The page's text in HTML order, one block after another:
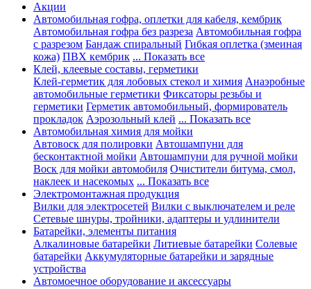
Акции
Автомобильная гофра, оплетки для кабеля, кембрик
Автомобильная гофра без разреза Автомобильная гофра
с разрезом Бандаж спиральный Гибкая оплетка (змеиная
кожа) ПВХ кембрик ... Показать все
Клей, клеевые составы, герметики
Клей-герметик для лобовых стекол и химия Анаэробные
автомобильные герметики Фиксаторы резьбы и
герметики Герметик автомобильный, формирователь
прокладок Аэрозольный клей ... Показать все
Автомобильная химия для мойки
Автовоск для полировки Автошампуни для
бесконтактной мойки Автошампуни для ручной мойки
Воск для мойки автомобиля Очистители битума, смол,
наклеек и насекомых ... Показать все
Электромонтажная продукция
Вилки для электросетей Вилки с выключателем и реле
Сетевые шнуры, тройники, адаптеры и удлинители
Батарейки, элементы питания
Алкалиновые батарейки Литиевые батарейки Солевые
батарейки Аккумуляторные батарейки и зарядные
устройства
Автомоечное оборудование и аксессуары